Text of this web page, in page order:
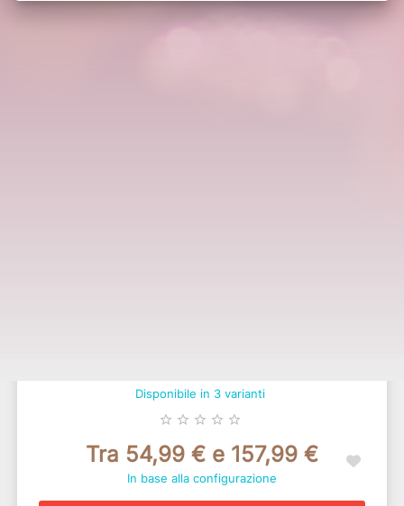
Disponibile in 3 varianti
star_border star_border star_border star_border star_border
Tra 54,99 € e 157,99 €
In base alla configurazione